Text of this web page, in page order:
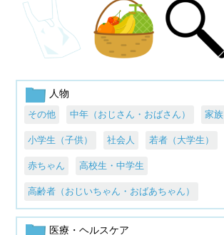
人物
その他 中年（おじさん・おばさん） 家族
小学生（子供） 社会人 若者（大学生）
赤ちゃん 高校生・中学生
高齢者（おじいちゃん・おばあちゃん）
医療・ヘルスケア